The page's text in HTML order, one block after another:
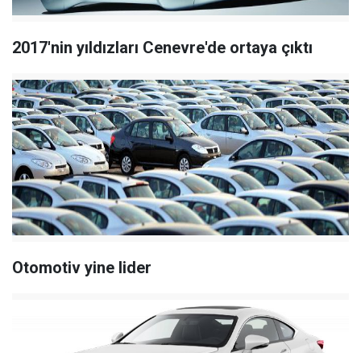
2017'nin yıldızları Cenevre'de ortaya çıktı
Otomotiv yine lider